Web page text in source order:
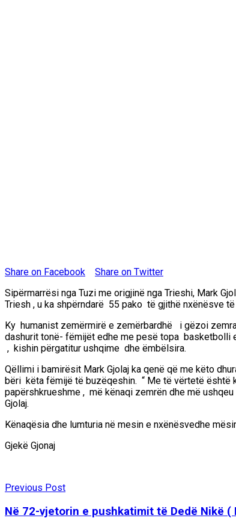
Share on Facebook
Share on Twitter
Sipërmarrësi nga Tuzi me origjinë nga Trieshi, Mark
Triesh , u ka shpërndarë 55 pako të gjithë nxënësve
Ky humanist zemërmirë e zemërbardhë i gëzoi
dashurit tonë- fëmijët edhe me pesë topa
, kishin përgatitur ushqime dhe ëmbëlsira.
Qëllimi i bamirësit Mark Gjolaj ka qenë që me këto
bëri këta fëmijë të buzëqeshin. “ Me të vërtetë është
papërshkrueshme , më kënaqi zemrën dhe më
Gjolaj.
Kënaqësia dhe lumturia në mesin e nxënësvedhe
Gjekë Gjonaj
Previous Post
Në 72-vjetorin e pushkatimit të Dedë Nikë (